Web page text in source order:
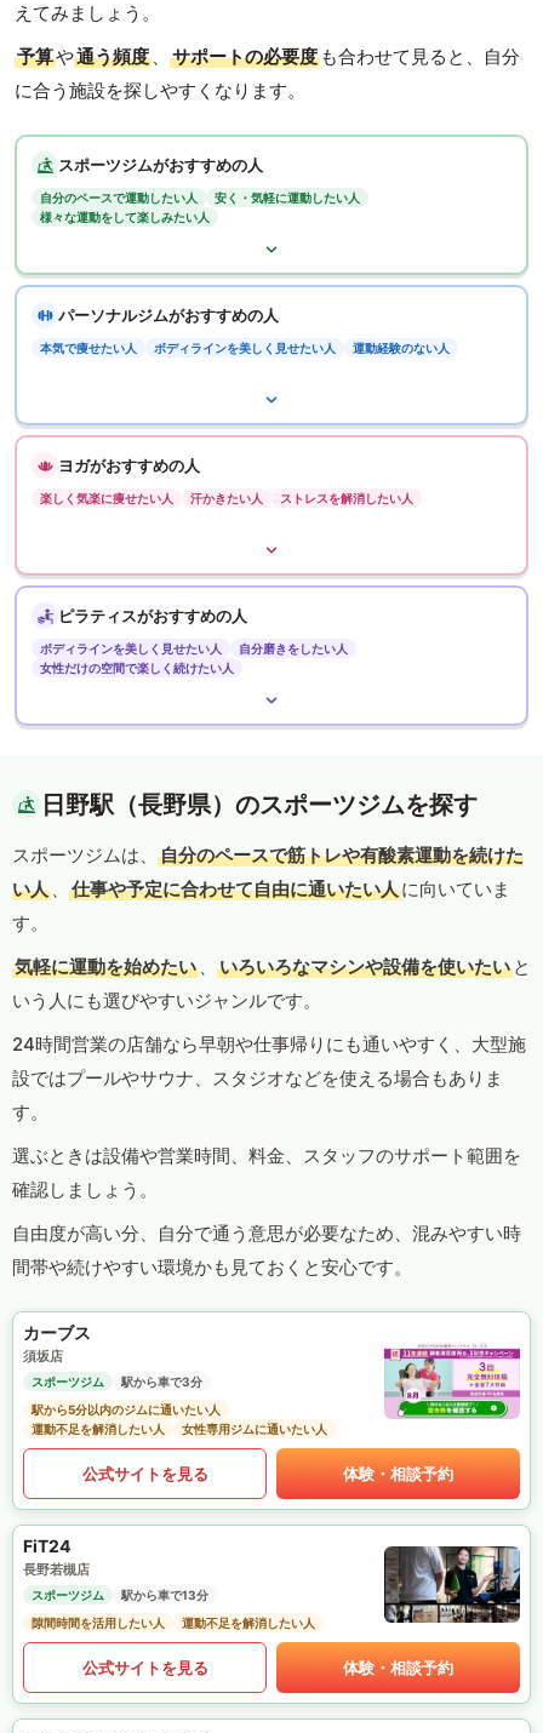
えてみましょう。
予算や通う頻度 、 サポートの必要度 も合わせて見ると、自分
に合う施設を探しやすくなります。
スポーツジムがおすすめの人
自分のペースで運動したい人
安く・気軽に運動したい人
様々な運動をして楽しみたい人
パーソナルジムがおすすめの人
本気で痩せたい人 ボディラインを美しく見せたい人 運動経験のない人
ヨガがおすすめの人
楽しく気楽に痩せたい人 汗かきたい人 ストレスを解消したい人
ピラティスがおすすめの人
ボディラインを美しく見せたい人
自分磨きをしたい人
女性だけの空間で楽しく続けたい人
日野駅（長野県）のスポーツジムを探す
スポーツジムは、
自分のペースで筋トレや有酸素運動を続けた
い人 、 仕事や予定に合わせて自由に通いたい人に向いていま
す。
気軽に運動を始めたい 、 いろいろなマシンや設備を使いたい と
いう人にも選びやすいジャンルです。
24時間営業の店舗なら早朝や仕事帰りにも通いやすく、大型施
設ではプールやサウナ、スタジオなどを使える場合もありま
す。
選ぶときは設備や営業時間、料金、スタッフのサポート範囲を
確認しましょう。
自由度が高い分、自分で通う意思が必要なため、混みやすい時
間帯や続けやすい環境かも見ておくと安心です。
カーブス
須坂店
スポーツジム
駅から車で3分
駅から5分以内のジムに通いたい人
運動不足を解消したい人
女性専用ジムに通いたい人
公式サイトを見る 体験・相談予約
FiT24
長野若槻店
スポーツジム
駅から車で13分
隙間時間を活用したい人
運動不足を解消したい人
公式サイトを見る 体験・相談予約